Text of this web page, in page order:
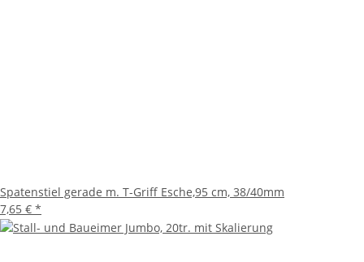
Spatenstiel gerade m. T-Griff Esche,95 cm, 38/40mm
7,65 € *